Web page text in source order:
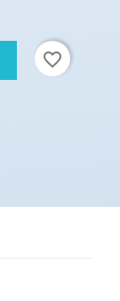
favorite_border